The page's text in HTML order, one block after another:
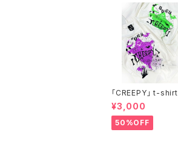
「CREEPY」 t-shirt
¥3,000
50%OFF